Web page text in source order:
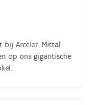
bij Arcelor. Mittal
op ons gigantische